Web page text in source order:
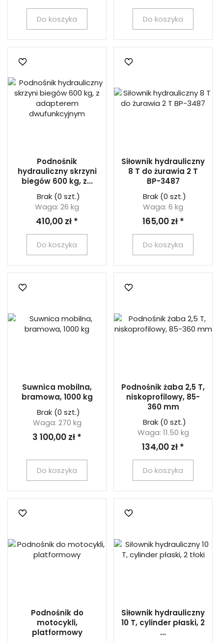
Do koszyka Do koszyka
Podnośnik
hydrauliczny skrzyni
biegów 600 kg, z...
Brak(0 szt.)
Waga: 26 kg
410,00 zł *
Do koszyka
Siłownik hydrauliczny
8 T do żurawia 2 T
BP-3487
Brak(0 szt.)
Waga: 6 kg
165,00 zł *
Do koszyka
Suwnica mobilna,
bramowa, 1000 kg
Brak(0 szt.)
Waga: 270 kg
3 100,00 zł *
Do koszyka
Podnośnik żaba 2,5 T,
niskoprofilowy, 85-
360 mm
Brak(0 szt.)
Waga: 11.50 kg
134,00 zł *
Do koszyka
Podnośnik do
motocykli,
platformowy
Siłownik hydrauliczny
10 T, cylinder płaski, 2
...